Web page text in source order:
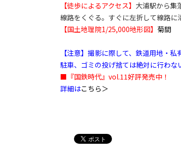
【徒歩によるアクセス】 大浦駅から集
線路をくぐる。すぐに左折して線路に
【国土地理院1/25,000地形図】 菊間
【注意】撮影に際して、鉄道用地・
駐車、ゴミの投げ捨ては絶対に行わな
■『国鉄時代』vol.11好評発売中！
詳細はこちら＞